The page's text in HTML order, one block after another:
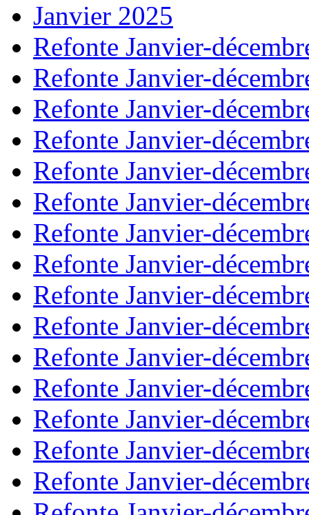
Janvier 2025
Refonte Janvier-
Refonte Janvier-
Refonte Janvier-
Refonte Janvier-
Refonte Janvier-
Refonte Janvier-
Refonte Janvier-
Refonte Janvier-
Refonte Janvier-
Refonte Janvier-
Refonte Janvier-
Refonte Janvier-
Refonte Janvier-
Refonte Janvier-
Refonte Janvier-